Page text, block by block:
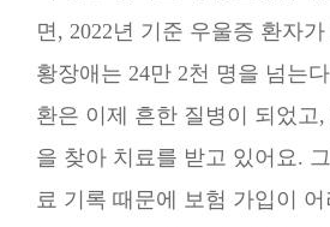
면, 2022년 기준 우울증 환자
황장애는 24만 2천 명을 넘는
환은 이제 흔한 질병이 되었고
을 찾아 치료를 받고 있어요.
료 기록 때문에 보험 가입이